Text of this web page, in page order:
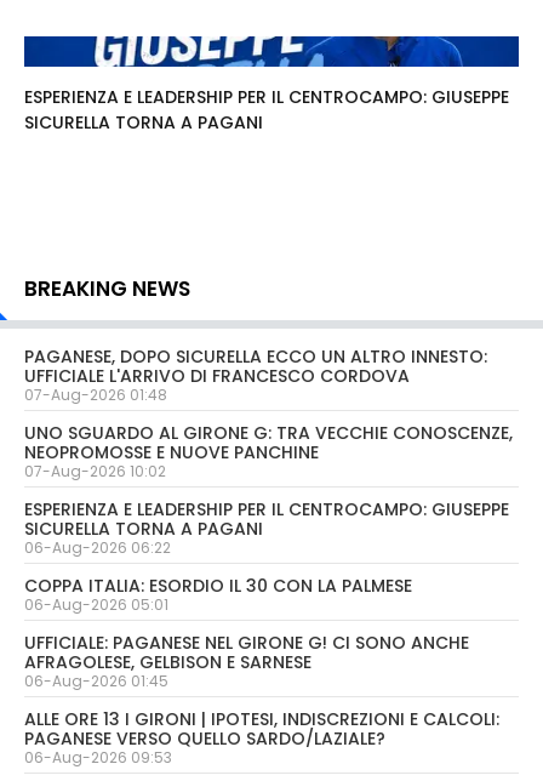
ESPERIENZA E LEADERSHIP PER IL CENTROCAMPO: GIUSEPPE
SICURELLA TORNA A PAGANI
BREAKING NEWS
PAGANESE, DOPO SICURELLA ECCO UN ALTRO INNESTO:
UFFICIALE L'ARRIVO DI FRANCESCO CORDOVA
07-Aug-2026 01:48
UNO SGUARDO AL GIRONE G: TRA VECCHIE CONOSCENZE,
NEOPROMOSSE E NUOVE PANCHINE
07-Aug-2026 10:02
ESPERIENZA E LEADERSHIP PER IL CENTROCAMPO: GIUSEPPE
SICURELLA TORNA A PAGANI
06-Aug-2026 06:22
COPPA ITALIA: ESORDIO IL 30 CON LA PALMESE
06-Aug-2026 05:01
UFFICIALE: PAGANESE NEL GIRONE G! CI SONO ANCHE
AFRAGOLESE, GELBISON E SARNESE
06-Aug-2026 01:45
ALLE ORE 13 I GIRONI | IPOTESI, INDISCREZIONI E CALCOLI:
PAGANESE VERSO QUELLO SARDO/LAZIALE?
06-Aug-2026 09:53